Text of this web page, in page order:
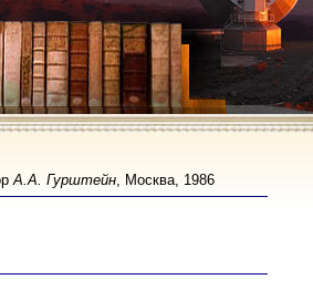
А.А. Гурштейн, Москва, 1986